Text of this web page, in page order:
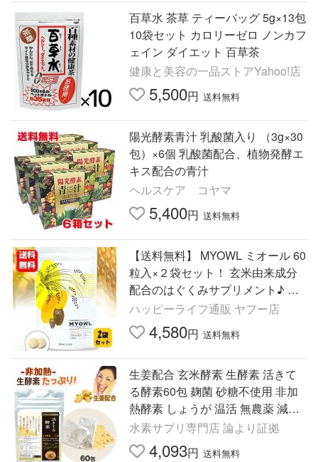
百草水 茶草 ティーバッグ 5g×13包
10袋セット カロリーゼロ ノンカフ
ェイン ダイエット 百草茶
健康と美容の一品ストアYahoo!店
5,500円 送料無料
陽光酵素青汁 乳酸菌入り （3g×30
包）×6個 乳酸菌配合、植物発酵エ
キス配合の青汁
ヘルスケア コヤマ
5,400円 送料無料
【送料無料】 MYOWL ミオール 60
粒入×２袋セット！ 玄米由来成分
配合のはぐくみサプリメント♪ 妊
活 サプリメント 不妊 サプリ 漢
方 葉酸 イノシトール
ハッピーライフ通販 ヤフー店
4,580円 送料無料
生姜配合 玄米酵素 生酵素 活きて
る酵素60包 麹菌 砂糖不使用 非加
熱酵素 しょうが 温活 無農薬 減農
薬 玄米 国産
水素サプリ専門店 論より証拠
4,093円 送料無料